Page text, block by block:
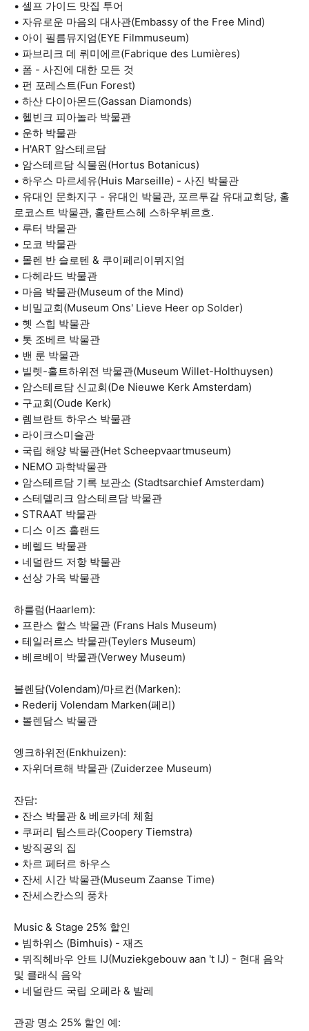
• 셀프 가이드 맛집 투어
• 자유로운 마음의 대사관(Embassy of the Free Mind)
• 아이 필름뮤지엄(EYE Filmmuseum)
• 파브리크 데 뤼미에르(Fabrique des Lumières)
• 폼 - 사진에 대한 모든 것
• 펀 포레스트(Fun Forest)
• 하산 다이아몬드(Gassan Diamonds)
• 헬빈크 피아놀라 박물관
• 운하 박물관
• H'ART 암스테르담
• 암스테르담 식물원(Hortus Botanicus)
• 하우스 마르세유(Huis Marseille) - 사진 박물관
• 유대인 문화지구 - 유대인 박물관, 포르투갈 유대교회당, 홀
로코스트 박물관, 홀란트스헤 스하우뷔르흐.
• 루터 박물관
• 모코 박물관
• 몰렌 반 슬로텐 & 쿠이페리이뮈지엄
• 다헤라드 박물관
• 마음 박물관(Museum of the Mind)
• 비밀교회(Museum Ons' Lieve Heer op Solder)
• 헷 스힙 박물관
• 톳 조베르 박물관
• 밴 룬 박물관
• 빌렛-홀트하위전 박물관(Museum Willet-Holthuysen)
• 암스테르담 신교회(De Nieuwe Kerk Amsterdam)
• 구교회(Oude Kerk)
• 렘브란트 하우스 박물관
• 라이크스미술관
• 국립 해양 박물관(Het Scheepvaartmuseum)
• NEMO 과학박물관
• 암스테르담 기록 보관소 (Stadtsarchief Amsterdam)
• 스테델리크 암스테르담 박물관
• STRAAT 박물관
• 디스 이즈 홀랜드
• 베렐드 박물관
• 네덜란드 저항 박물관
• 선상 가옥 박물관
하를럼(Haarlem):
• 프란스 할스 박물관 (Frans Hals Museum)
• 테일러르스 박물관(Teylers Museum)
• 베르베이 박물관(Verwey Museum)
볼렌담(Volendam)/마르컨(Marken):
• Rederij Volendam Marken(페리)
• 볼렌담스 박물관
엥크하위전(Enkhuizen):
• 자위더르해 박물관 (Zuiderzee Museum)
잔담:
• 잔스 박물관 & 베르카데 체험
• 쿠퍼리 팀스트라(Coopery Tiemstra)
• 방직공의 집
• 차르 페터르 하우스
• 잔세 시간 박물관(Museum Zaanse Time)
• 잔세스칸스의 풍차
Music & Stage 25% 할인
• 빔하위스 (Bimhuis) - 재즈
• 뮈직헤바우 안트 IJ(Muziekgebouw aan 't IJ) - 현대 음악
및 클래식 음악
• 네덜란드 국립 오페라 & 발레
관광 명소 25% 할인 예: